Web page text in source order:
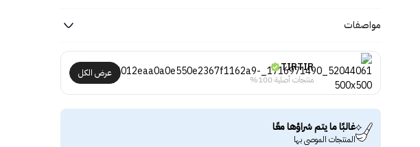
مواصفات
TIRTIR
منتجات أصلية 100%
عرض الكل
غالبًا ما يتم شراؤها معًا
المنتجات الموصى بها